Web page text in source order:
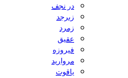
در نجف
زبرجد
زمرد
عقیق
فیروزه
مروارید
یاقوت